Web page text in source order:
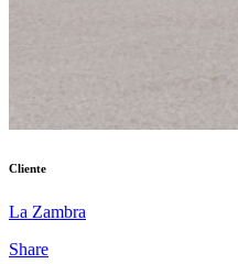
Cliente
La Zambra
Share